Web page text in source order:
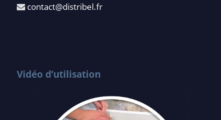
contact@distribel.fr
Vidéo d’utilisation